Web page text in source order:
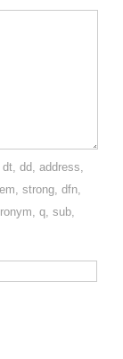
dd, address,
strong, dfn,
q, sub,